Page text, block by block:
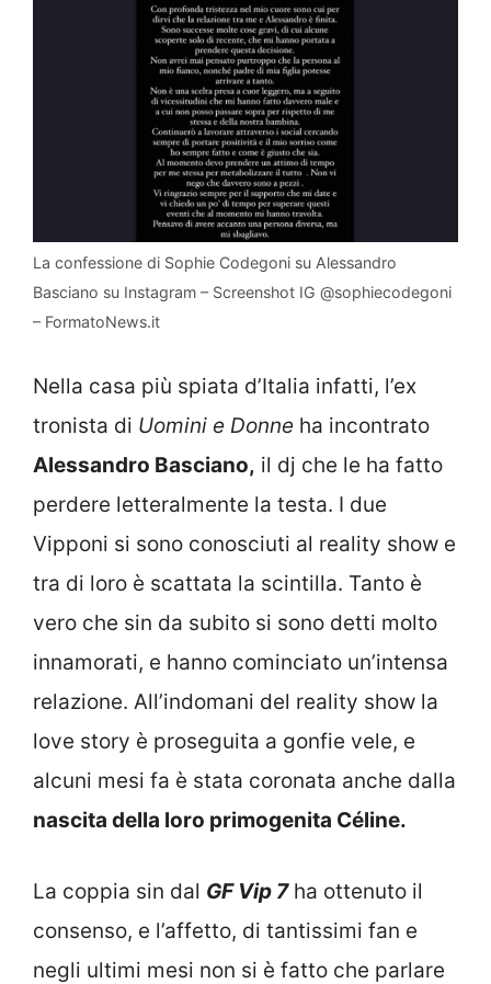
La confessione di Sophie Codegoni su Alessandro
Basciano su Instagram – Screenshot IG @sophiecodegoni
– FormatoNews.it
Nella casa più spiata d’Italia infatti, l’ex
tronista di Uomini e Donne ha incontrato
Alessandro Basciano, il dj che le ha fatto
perdere letteralmente la testa. I due
Vipponi si sono conosciuti al reality show e
tra di loro è scattata la scintilla. Tanto è
vero che sin da subito si sono detti molto
innamorati, e hanno cominciato un’intensa
relazione. All’indomani del reality show la
love story è proseguita a gonfie vele, e
alcuni mesi fa è stata coronata anche dalla
nascita della loro primogenita Céline.
La coppia sin dal GF Vip 7 ha ottenuto il
consenso, e l’affetto, di tantissimi fan e
negli ultimi mesi non si è fatto che parlare